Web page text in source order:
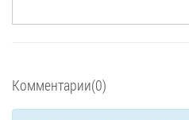
Комментарии(0)